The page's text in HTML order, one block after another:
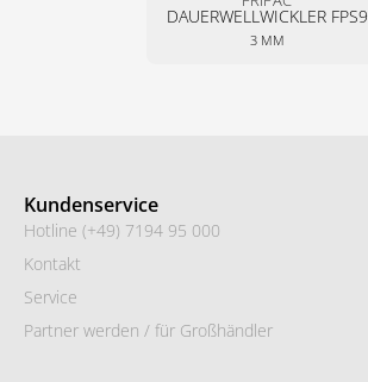
DAUER­WELL­WICKLER­ FPS9
3 MM
Kundenservice
Hotline (+49) 7194 95 000
Kontakt
Service
Partner werden / für Großhändler